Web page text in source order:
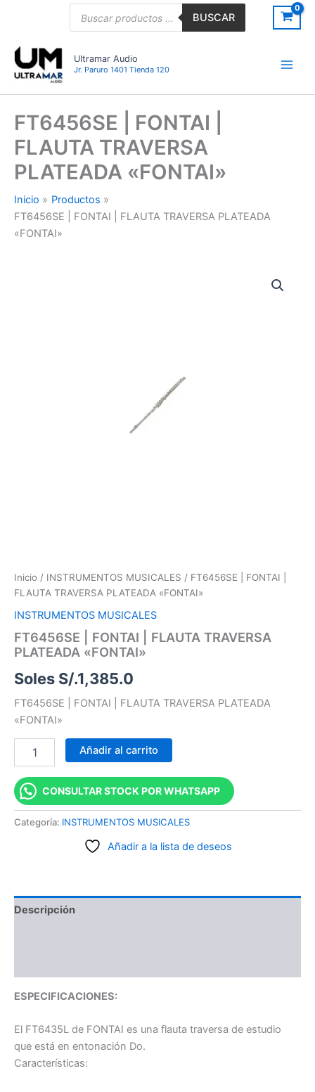
BUSCAR
Ultramar Audio
Jr. Paruro 1401 Tienda 120
FT6456SE | FONTAI |
FLAUTA TRAVERSA
PLATEADA «FONTAI»
Inicio
Productos
FT6456SE | FONTAI | FLAUTA TRAVERSA PLATEADA
«FONTAI»
Inicio / INSTRUMENTOS MUSICALES / FT6456SE | FONTAI |
FLAUTA TRAVERSA PLATEADA «FONTAI»
INSTRUMENTOS MUSICALES
FT6456SE | FONTAI | FLAUTA TRAVERSA
PLATEADA «FONTAI»
Soles S/.1,385.0
FT6456SE | FONTAI | FLAUTA TRAVERSA PLATEADA
«FONTAI»
Añadir al carrito
CONSULTAR STOCK POR WHATSAPP
Categoría: INSTRUMENTOS MUSICALES
Añadir a la lista de deseos
Descripción
ESPECIFICACIONES:
El FT6435L de FONTAI es una flauta traversa de estudio
que está en entonación Do.
Características: